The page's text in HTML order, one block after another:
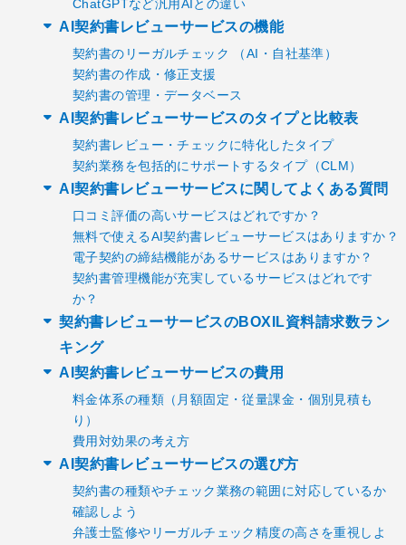
ChatGPTなど汎用AIとの違い
AI契約書レビューサービスの機能
契約書のリーガルチェック （AI・自社基準）
契約書の作成・修正支援
契約書の管理・データベース
AI契約書レビューサービスのタイプと比較表
契約書レビュー・チェックに特化したタイプ
契約業務を包括的にサポートするタイプ（CLM）
AI契約書レビューサービスに関してよくある質問
口コミ評価の高いサービスはどれですか？
無料で使えるAI契約書レビューサービスはありますか？
電子契約の締結機能があるサービスはありますか？
契約書管理機能が充実しているサービスはどれです
か？
契約書レビューサービスのBOXIL資料請求数ラン
キング
AI契約書レビューサービスの費用
料金体系の種類（月額固定・従量課金・個別見積も
り）
費用対効果の考え方
AI契約書レビューサービスの選び方
契約書の種類やチェック業務の範囲に対応しているか
確認しよう
弁護士監修やリーガルチェック精度の高さを重視しよ